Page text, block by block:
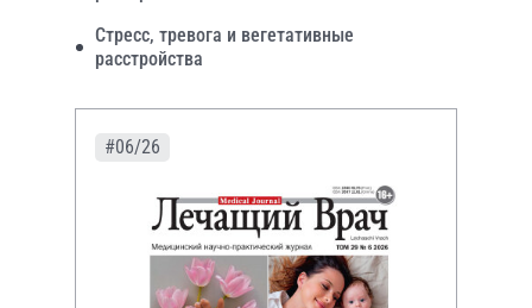
Стресс, тревога и вегетативные
расстройства
#06/26